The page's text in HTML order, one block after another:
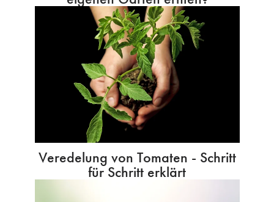
Veredelung von Tomaten - Schritt
für Schritt erklärt